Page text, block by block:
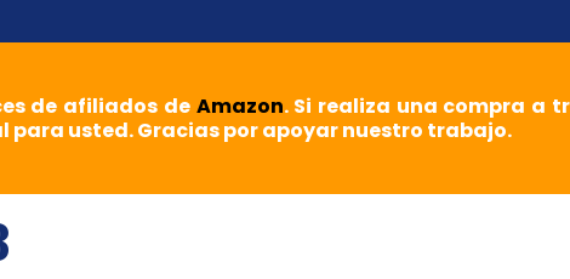
de afiliados de Amazon. Si realiza una compra a
para usted. Gracias por apoyar nuestro trabajo.